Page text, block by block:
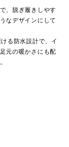
、脱ぎ履きしやす
なデザインにして
る防水設計で、イ
元の暖かさにも配